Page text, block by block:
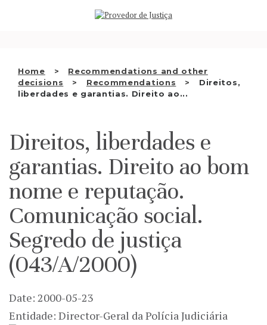
Home
Recommendations and other
decisions
Recommendations
Direitos,
liberdades e garantias. Direito ao...
WHO WE ARE
INSTITUTION
EN
Direitos, liberdades e
garantias. Direito ao bom
nome e reputação.
Comunicação social.
Segredo de justiça
(043/A/2000)
Date: 2000-05-23
Entidade: Director-Geral da Polícia Judiciária